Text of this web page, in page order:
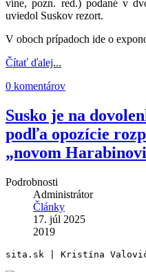
vine, pozn. red.) podané v
uviedol Suskov rezort.
V oboch prípadoch ide o
Čítať ďalej...
0 komentárov
Susko je na
podľa opozície
„novom
Podrobnosti
Administrátor
Články
17. júl 2025
2019
sita.sk | Kristína